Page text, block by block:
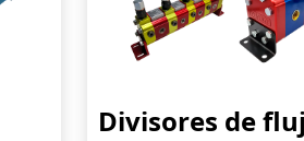
Divisores de